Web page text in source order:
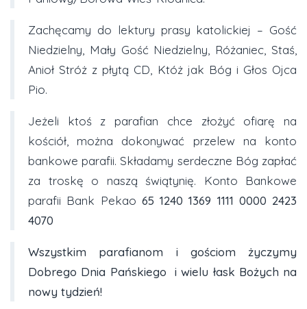
Zachęcamy do lektury prasy katolickiej – Gość
Niedzielny, Mały Gość Niedzielny, Różaniec, Staś,
Anioł Stróż z płytą CD, Któż jak Bóg i Głos Ojca
Pio.
Jeżeli ktoś z parafian chce złożyć ofiarę na
kościół, można dokonywać przelew na konto
bankowe parafii. Składamy serdeczne Bóg zapłać
za troskę o naszą świątynię. Konto Bankowe
parafii Bank Pekao 65 1240 1369 1111 0000 2423
4070
Wszystkim parafianom i gościom życzymy
Dobrego Dnia Pańskiego i wielu łask Bożych na
nowy tydzień!